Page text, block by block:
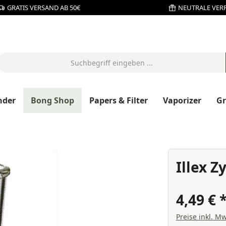
GRATIS VERSAND AB 50€ NEUTRALE
Bong Shop Papers & Filter Vaporizer
Illex
4,49 €
Preise inkl.